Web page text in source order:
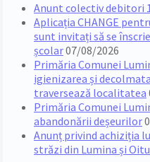
Anunt colectiv debitori
Aplicația CHANGE
sunt invitați să se
școlar07/08/2026
Primăria Comunei
igienizarea și
traversează localitatea
Primăria Comunei
abandonării deșeurilor
Anunț privind achiziția
străzi din Lumina și